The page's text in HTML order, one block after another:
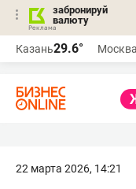
забронируй
валюту
Казань29.6° Москва
22 марта 2026, 14:21